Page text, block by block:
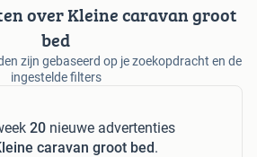
over Kleine caravan groot
bed
zijn gebaseerd op je zoekopdracht en de
ingestelde filters
20 nieuwe advertenties
caravan groot bed.